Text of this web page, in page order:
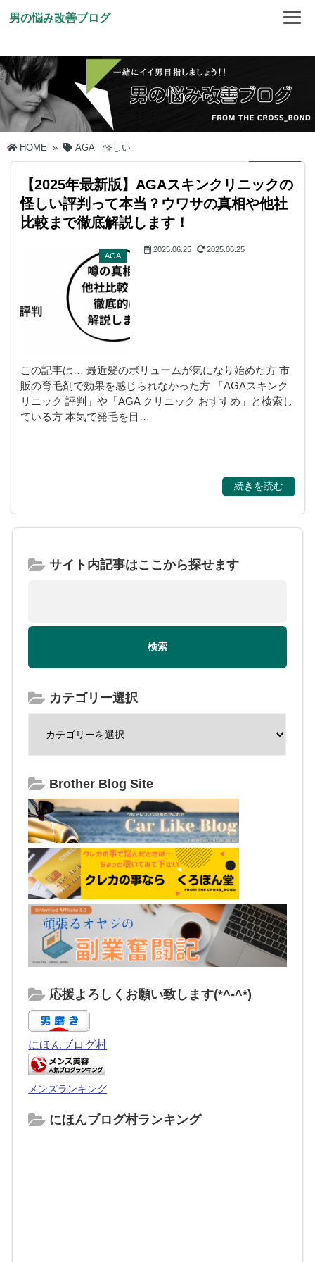
男の悩み改善ブログ
HOME » AGA 怪しい
【2025年最新版】AGAスキンクリニックの
怪しい評判って本当？ウワサの真相や他社
比較まで徹底解説します！
AGA
2025.06.25 2025.06.25
この記事は… 最近髪のボリュームが気になり始めた方 市
販の育毛剤で効果を感じられなかった方 「AGAスキンク
リニック 評判」や「AGA クリニック おすすめ」と検索し
ている方 本気で発毛を目…
続きを読む
サイト内記事はここから探せます
カテゴリー選択
Brother Blog Site
応援よろしくお願い致します(*^-^*)
にほんブログ村
メンズランキング
にほんブログ村ランキング